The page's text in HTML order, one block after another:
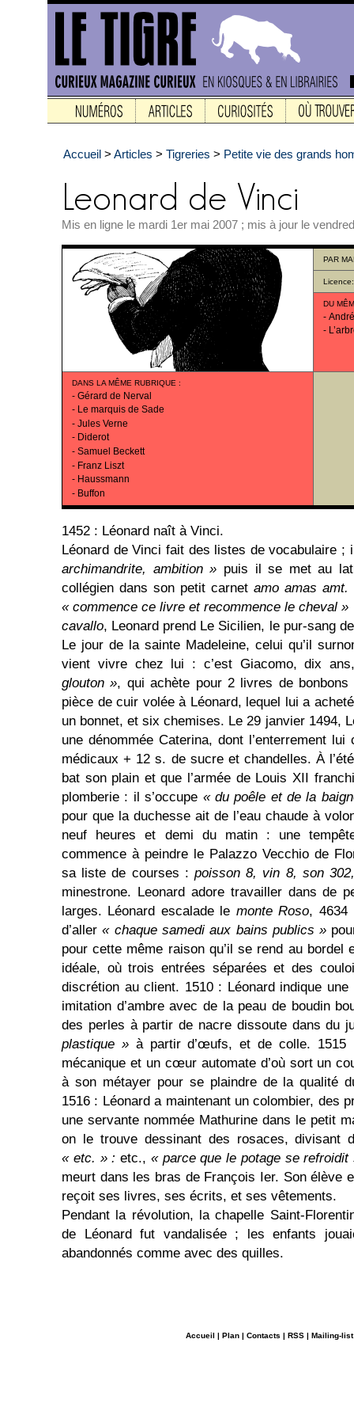
Accueil > Articles > Tigreries > Petite vie des grands
Mis en ligne le mardi 1er mai 2007 ; mis à jour le
PAR
DU
-
-
DANS LA MÊME RUBRIQUE :
- Gérard de Nerval
- Le marquis de Sade
- Jules Verne
- Diderot
- Samuel Beckett
- Franz Liszt
- Haussmann
- Buffon
1452 : Léonard naît à Vinci.
Léonard de Vinci fait des listes de vocabulaire
archimandrite, ambition » puis il se met au
collégien dans son petit carnet amo amas amt.
« commence ce livre et recommence le cheval »
cavallo, Leonard prend Le Sicilien, le pur-sang
Le jour de la sainte Madeleine, celui qu’il
vient vivre chez lui : c’est Giacomo, dix
glouton », qui achète pour 2 livres de bonbons
pièce de cuir volée à Léonard, lequel lui a
un bonnet, et six chemises. Le 29 janvier 1494,
une dénommée Caterina, dont l’enterrement
médicaux + 12 s. de sucre et chandelles. À
bat son plain et que l’armée de Louis XII
plomberie : il s’occupe « du poêle et de la
pour que la duchesse ait de l’eau chaude à
neuf heures et demi du matin : une
commence à peindre le Palazzo Vecchio de
sa liste de courses : poisson 8, vin 8, son
minestrone. Leonard adore travailler dans de
larges. Léonard escalade le monte Roso, 4634
d’aller« chaque samedi aux bains publics »
pour cette même raison qu’il se rend au bordel
idéale, où trois entrées séparées et des
discrétion au client. 1510 : Léonard indique
imitation d’ambre avec de la peau de boudin
des perles à partir de nacre dissoute dans du
plastique »à partir d’œufs, et de colle. 1515
mécanique et un cœur automate d’où sort un
à son métayer pour se plaindre de la qualité
1516 : Léonard a maintenant un colombier, des
une servante nommée Mathurine dans le petit
on le trouve dessinant des rosaces, divisant
« etc. » :etc., « parce que le potage se
meurt dans les bras de François Ier. Son élève
reçoit ses livres, ses écrits, et ses vêtements.
Pendant la révolution, la chapelle Saint-
de Léonard fut vandalisée ; les enfants
abandonnés comme avec des quilles.
Accueil | Plan | Contacts | RSS | Mailing-list